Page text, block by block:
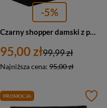
-5%
95,00 zł
Najniższa cena: 95,00 zł
99,99 zł
PROMOCJA